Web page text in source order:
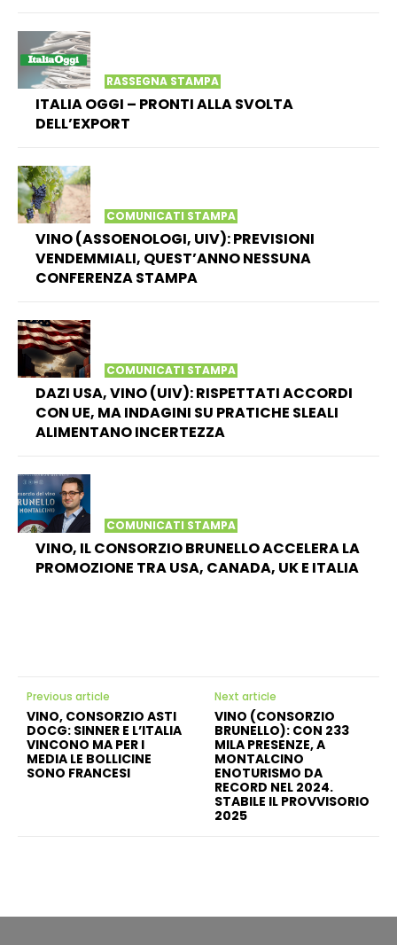
RASSEGNA STAMPA
ITALIA OGGI – PRONTI ALLA SVOLTA
DELL’EXPORT
COMUNICATI STAMPA
VINO (ASSOENOLOGI, UIV): PREVISIONI
VENDEMMIALI, QUEST’ANNO NESSUNA
CONFERENZA STAMPA
COMUNICATI STAMPA
DAZI USA, VINO (UIV): RISPETTATI ACCORDI
CON UE, MA INDAGINI SU PRATICHE SLEALI
ALIMENTANO INCERTEZZA
COMUNICATI STAMPA
VINO, IL CONSORZIO BRUNELLO ACCELERA LA
PROMOZIONE TRA USA, CANADA, UK E ITALIA
Previous article
VINO, CONSORZIO ASTI
DOCG: SINNER E L’ITALIA
VINCONO MA PER I
MEDIA LE BOLLICINE
SONO FRANCESI
Next article
VINO (CONSORZIO
BRUNELLO): CON 233
MILA PRESENZE, A
MONTALCINO
ENOTURISMO DA
RECORD NEL 2024.
STABILE IL PROVVISORIO
2025